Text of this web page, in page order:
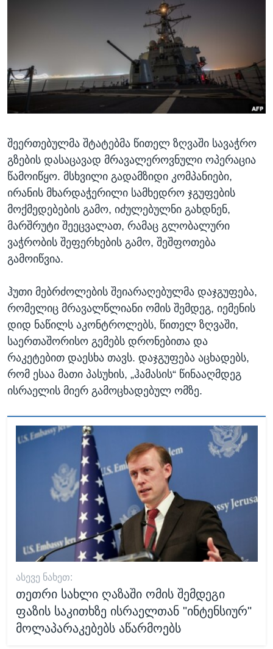
ᲘᲜᲢᲔᲠᲕᲘᲣ
ᲓᲔᲖᲘᲜᲤᲝᲠᲛᲐᲪᲘᲐ
ენები
შეერთებულმა შტატებმა წითელ ზღვაში სავაჭრო
გზების დასაცავად მრავალეროვნული ოპერაცია
წამოიწყო. მსხვილი გადამზიდი კომპანიები,
ირანის მხარდაჭერილი სამხედრო ჯგუფების
მოქმედებების გამო, იძულებულნი გახდნენ,
მარშრუტი შეეცვალათ, რამაც გლობალური
ვაჭრობის შეფერხების გამო, შეშფოთება
გამოიწვია.
ჰუთი მებრძოლების შეიარაღებულმა დაჯგუფება,
რომელიც მრავალწლიანი ომის შემდეგ, იემენის
დიდ ნაწილს აკონტროლებს, წითელ ზღვაში,
საერთაშორისო გემებს დრონებითა და
რაკეტებით დაესხა თავს. დაჯგუფება აცხადებს,
რომ ესაა მათი პასუხის, „ჰამასის“ წინააღმდეგ
ისრაელის მიერ გამოცხადებულ ომზე.
ᲐᲡᲔᲕᲔ ᲜᲐᲮᲔᲗ:
თეთრი სახლი ღაზაში ომის შემდეგი
ფაზის საკითხზე ისრაელთან "ინტენსიურ"
მოლაპარაკებებს აწარმოებს